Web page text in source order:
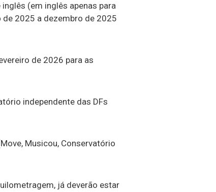
(em inglês apenas para
de 2025 a dezembro de 2025
de 2026 para as
independente das DFs
Musicou, Conservatório
já deverão estar